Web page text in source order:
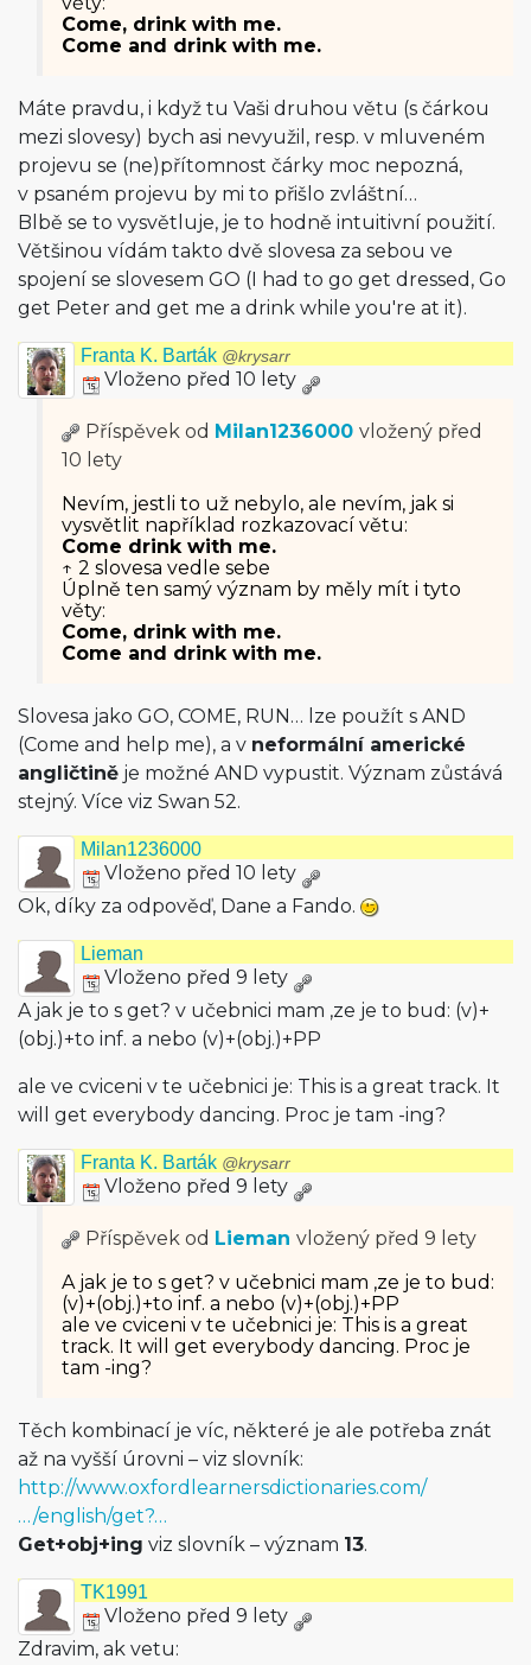
Come, drink with me.
Come and drink with me.
Máte pravdu, i když tu Vaši druhou větu (s čárkou
mezi slovesy) bych asi nevyužil, resp. v mluveném
projevu se (ne)přítomnost čárky moc nepozná,
v psaném projevu by mi to přišlo zvláštní…
Blbě se to vysvětluje, je to hodně intuitivní použití.
Většinou vídám takto dvě slovesa za sebou ve
spojení se slovesem GO (I had to go get dressed, Go
get Peter and get me a drink while you're at it).
Franta K. Barták @krysarr
Vloženo před 10 lety
Příspěvek od Milan1236000 vložený před
10 lety
Nevím, jestli to už nebylo, ale nevím, jak si
vysvětlit například rozkazovací větu:
Come drink with me.
↑ 2 slovesa vedle sebe
Úplně ten samý význam by měly mít i tyto
věty:
Come, drink with me.
Come and drink with me.
Slovesa jako GO, COME, RUN… lze použít s AND
(Come and help me), a v neformální americké
angličtině je možné AND vypustit. Význam zůstává
stejný. Více viz Swan 52.
Milan1236000
Vloženo před 10 lety
Ok, díky za odpověď, Dane a Fando.
Lieman
Vloženo před 9 lety
A jak je to s get? v učebnici mam ,ze je to bud: (v)+
(obj.)+to inf. a nebo (v)+(obj.)+PP
ale ve cviceni v te učebnici je: This is a great track. It
will get everybody dancing. Proc je tam -ing?
Franta K. Barták @krysarr
Vloženo před 9 lety
Příspěvek od Lieman vložený před 9 lety
A jak je to s get? v učebnici mam ,ze je to bud:
(v)+(obj.)+to inf. a nebo (v)+(obj.)+PP
ale ve cviceni v te učebnici je: This is a great
track. It will get everybody dancing. Proc je
tam -ing?
Těch kombinací je víc, některé je ale potřeba znát
až na vyšší úrovni – viz slovník:
http://www.oxfordlearnersdictionaries.com/
…/english/get?…
Get+obj+ing viz slovník – význam 13.
TK1991
Vloženo před 9 lety
Zdravim, ak vetu: